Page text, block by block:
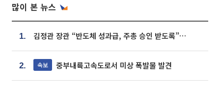
많이 본 뉴스
1. 김정관 장관 “반도체 성과급, 주총 승인 받도록”…상법·자본시장법 개정 시사
2. 속보 중부내륙고속도로서 미상 폭발물 발견